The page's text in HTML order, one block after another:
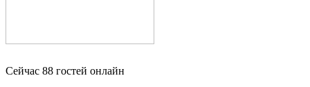
Сейчас 88 гостей онлайн